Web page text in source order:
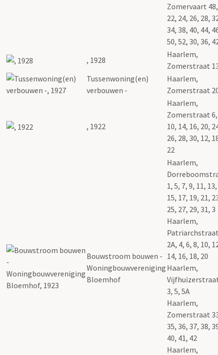
Zomervaart 48,
22, 24, 26, 28,
34, 38, 40, 44,
50, 52, 30, 36,
, 1928
Haarlem,
Zomerstraat
Tussenwoning(en)
verbouwen -
Haarlem,
Zomerstraat
, 1922
Haarlem,
Zomerstraat
10, 14, 16, 20,
26, 28, 30, 12,
22
Bouwstroom bouwen -
Woningbouwvereniging
Bloemhof
Haarlem,
1, 5, 7, 9, 11, 13,
15, 17, 19, 21,
25, 27, 29, 31, 3
Haarlem,
2A, 4, 6, 8, 10,
14, 16, 18, 20
Haarlem,
3, 5, 5A
Haarlem,
Zomerstraat
35, 36, 37, 38,
40, 41, 42
Haarlem,